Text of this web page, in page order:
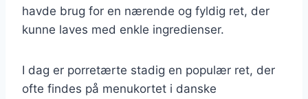
havde brug for en nærende og fyldig ret, der
kunne laves med enkle ingredienser.
I dag er porretærte stadig en populær ret, der
ofte findes på menukortet i danske